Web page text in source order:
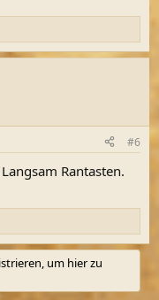
#6
Rantasten.
um hier zu